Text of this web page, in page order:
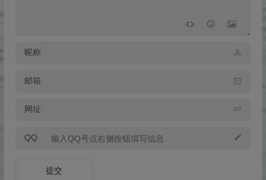
昵称
邮箱
网址
QQ